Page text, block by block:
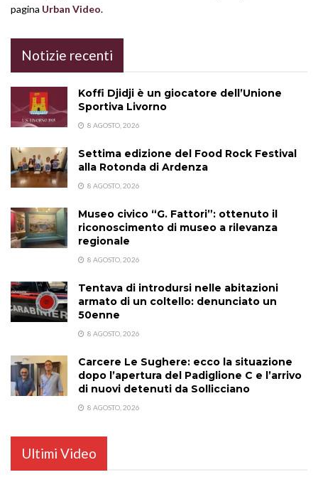
pagina Urban Video.
Notizie recenti
Koffi Djidji è un giocatore dell’Unione
Sportiva Livorno
8 AGOSTO, 2026
Settima edizione del Food Rock Festival
alla Rotonda di Ardenza
8 AGOSTO, 2026
Museo civico “G. Fattori”: ottenuto il
riconoscimento di museo a rilevanza
regionale
8 AGOSTO, 2026
Tentava di introdursi nelle abitazioni
armato di un coltello: denunciato un
50enne
8 AGOSTO, 2026
Carcere Le Sughere: ecco la situazione
dopo l’apertura del Padiglione C e l’arrivo
di nuovi detenuti da Sollicciano
8 AGOSTO, 2026
Ultimi Video